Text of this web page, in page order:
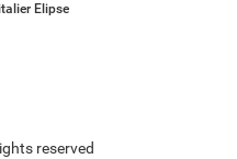
Elipse
reserved